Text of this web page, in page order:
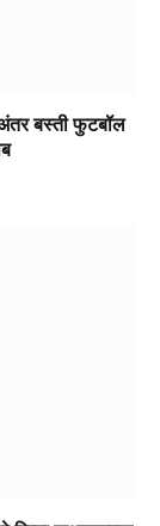
बस्ती फुटबॉल